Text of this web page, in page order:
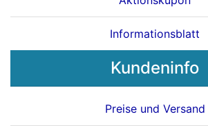
Informationsblatt
Kundeninfo
Preise und Versand